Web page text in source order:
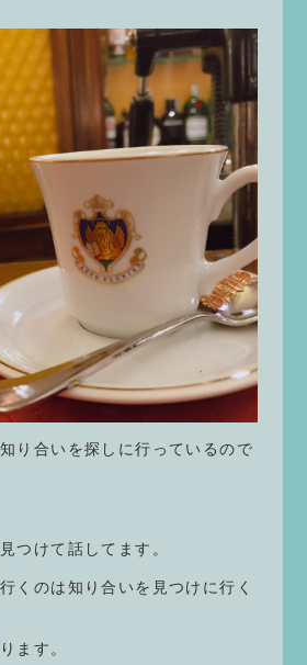
り合いを探しに行っているので
つけて話してます。
くのは知り合いを見つけに行く
ます。